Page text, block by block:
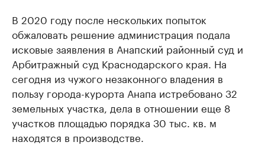
В 2020 году после нескольких попыток
обжаловать решение администрация подала
исковые заявления в Анапский районный суд и
Арбитражный суд Краснодарского края. На
сегодня из чужого незаконного владения в
пользу города-курорта Анапа истребовано 32
земельных участка, дела в отношении еще 8
участков площадью порядка 30 тыс. кв. м
находятся в производстве.